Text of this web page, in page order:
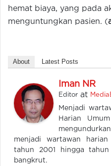
hemat biaya, yang pada
menguntungkan pasien. (
About Latest Posts
Iman NR
Editor at
Menjadi
Harian
menjadi wartawan
tahun 2001 hingga
bangkrut.